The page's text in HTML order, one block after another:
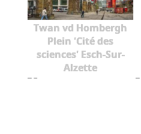
Twan vd Hombergh
Plein 'Cité des
sciences' Esch-Sur-
Alzette